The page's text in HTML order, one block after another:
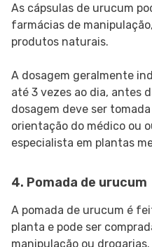
As cápsulas de urucum
farmácias de
produtos naturais.
A dosagem geralmente
até 3 vezes ao dia, antes
dosagem deve ser
orientação do médico ou
especialista em plantas
4. Pomada de urucum
A pomada de urucum é
planta e pode ser
manipulação ou drogarias.